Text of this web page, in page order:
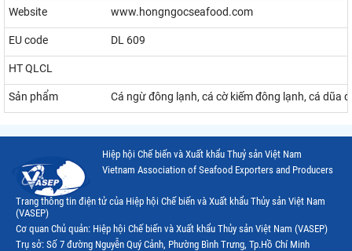
Website www.hongngocseafood.com
EU code DL 609
HT QLCL
Sản phẩm Cá ngừ đông lạnh, cá cờ kiếm đông lạnh, cá dũa
Hiệp hội Chế biến và Xuất khẩu Thuỷ sản Việt Nam
Vietnam Association of Seafood Exporters and Producers
Trang thông tin điện tử của Hiệp hội Chế biến và Xuất khẩu Thủy sản Việt Nam
(VASEP)
Cơ quan Chủ quản: Hiệp hội Chế biến và Xuất khẩu Thủy sản Việt Nam (VASEP)
Trụ sở: Số 7 đường Nguyễn Quý Cảnh, Phường Bình Trưng, Tp.Hồ Chí Minh